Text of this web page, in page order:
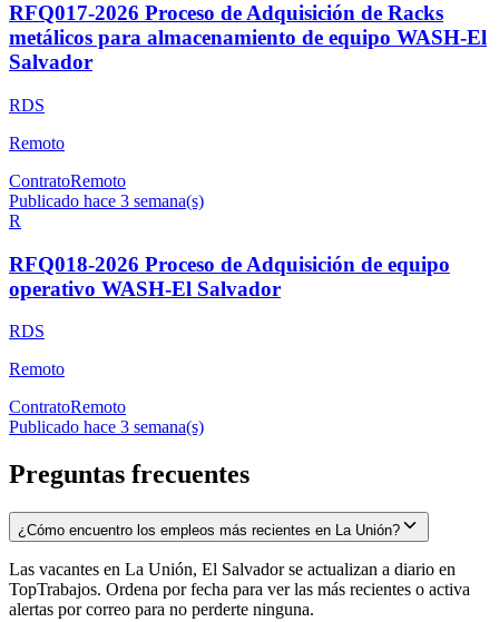
RFQ017-2026 Proceso de Adquisición de Racks
metálicos para almacenamiento de equipo WASH-El
Salvador
RDS
Remoto
ContratoRemoto
Publicado hace 3 semana(s)
R
RFQ018-2026 Proceso de Adquisición de equipo
operativo WASH-El Salvador
RDS
Remoto
ContratoRemoto
Publicado hace 3 semana(s)
Preguntas frecuentes
¿Cómo encuentro los empleos más recientes en La Unión?
Las vacantes en La Unión, El Salvador se actualizan a diario en
TopTrabajos. Ordena por fecha para ver las más recientes o activa
alertas por correo para no perderte ninguna.